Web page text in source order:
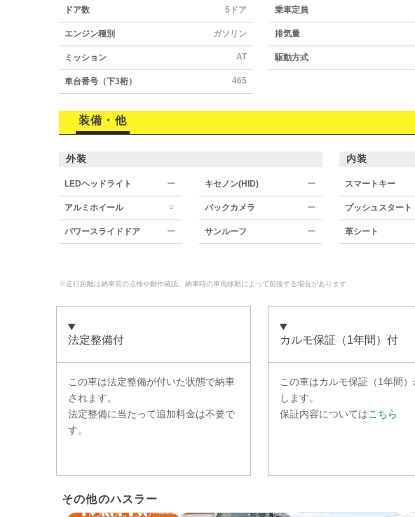
ドア数 5ドア 乗車定員
エンジン種別 ガソリン 排気量
ミッション AT 駆動方式
車台番号（下3桁） 465
装備・他
外装
LEDヘッドライト ー キセノン(HID) ー
アルミホイール ○ バックカメラ ー
パワースライドドア ー サンルーフ ー
内装
スマートキー
プッシュスタート
革シート
※走行距離は納車前の点検や動作確認、納車時の車両移動によって前後する場合があります
法定整備付
この車は法定整備が付いた状態で納車
されます。
法定整備に当たって追加料金は不要で
す。
カルモ保証（1年間）付
この車はカルモ保証（1年間）
します。
保証内容についてはこちら
その他のハスラー